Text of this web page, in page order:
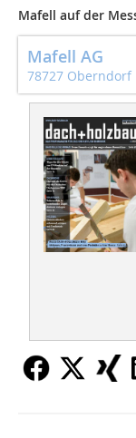
Mafell auf der
Mafell AG
78727 Oberndorf